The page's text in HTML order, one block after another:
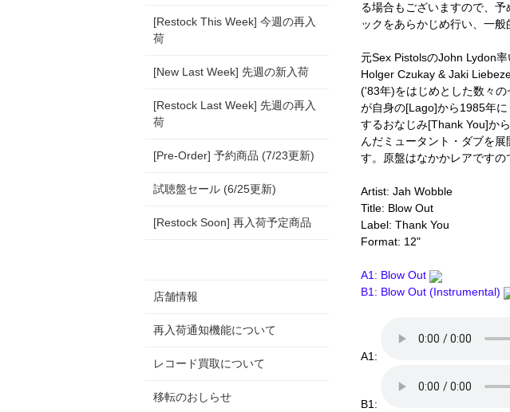
る場合もございますので、
ックをあらかじめ行い、一
元Sex PistolsのJohn Lydon
Holger Czukay & Jaki
('83年)をはじめとした数々
が自身の[Lago]から1985年
するおなじみ[Thank You]か
んだミュータント・ダブを
す。原盤はなかかレアです
Artist: Jah Wobble
Title: Blow Out
Label: Thank You
Format: 12"
A1: Blow Out
B1: Blow Out (Instrumental)
A1:
B1:
[Restock This Week] 今週の再入
荷
[New Last Week] 先週の新入荷
[Restock Last Week] 先週の再入
荷
[Pre-Order] 予約商品 (7/23更新)
試聴盤セール (6/25更新)
[Restock Soon] 再入荷予定商品
店舗情報
再入荷通知機能について
レコード買取について
移転のおしらせ